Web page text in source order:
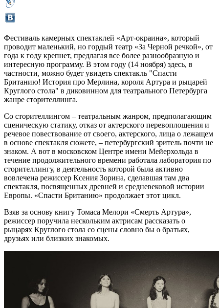
Фестиваль камерных спектаклей «Арт-окраина», который
проводит маленький, но гордый театр «За Черной речкой», от
года к году крепнет, предлагая все более разнообразную и
интересную программу. В этом году (14 ноября) здесь, в
частности, можно будет увидеть спектакль "Спасти
Британию! История про Мерлина, короля Артура и рыцарей
Круглого стола" в диковинном для театрального Петербурга
жанре сторителлинга.
Со сторителлингом – театральным жанром, предполагающим
сценическую статику, отказ от актерского перевоплощения и
речевое повествование от своего, актерского, лица о лежащем
в основе спектакля сюжете, – петербургский зритель почти не
знаком. А вот в московском Центре имени Мейерхольда в
течение продолжительного времени работала лаборатория по
сторителлингу, в деятельность которой была активно
вовлечена режиссер Ксения Зорина, сделавшая там два
спектакля, посвященных древней и средневековой истории
Европы. «Спасти Британию» продолжает этот цикл.
Взяв за основу книгу Томаса Мелори «Смерть Артура»,
режиссер поручила нескольким актрисам рассказать о
рыцарях Круглого стола со сцены словно бы о братьях,
друзьях или близких знакомых.